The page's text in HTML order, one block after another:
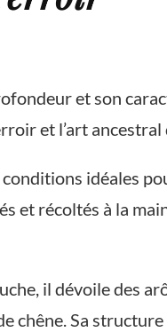
et son
et l’art
idéales
et récoltés à la
il dévoile des
chêne. Sa